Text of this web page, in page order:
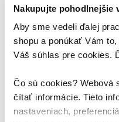
Nakupujte pohodlnejšie
Aby sme vedeli ďalej
shopu a ponúkať Vám
Váš súhlas pre cookies.
Čo sú cookies? Webová
čítať informácie. Tieto
nastaveniach,
SAFE - Tvrdené sklo UWF
pre Honor X9c 5G/
Lite 5G, čierna
Udržiavajte svoj telefón SAFE,
svieži a štýlový!; Jedinečné
SAFE. pre Honor X9c/Magic7
Lite pozostáva z unikátneho
japonského skla Asahi , ktoré je
temperované v peci, nie
20,95 €